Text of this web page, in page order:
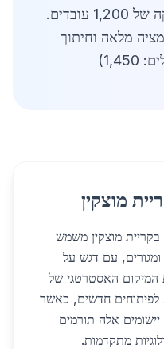
מהתמ"ג המקומי, עם תעסוקה של 1,200 עובדים.
מלאה וחיתוך
מוצקין
בקריית מוצקין משמש
ומגורים, עם דגש על
המיקום האסטרטגי של
לפיתוחים חדשים, כאשר
יישומים אלה תורמים
מתקדמות.